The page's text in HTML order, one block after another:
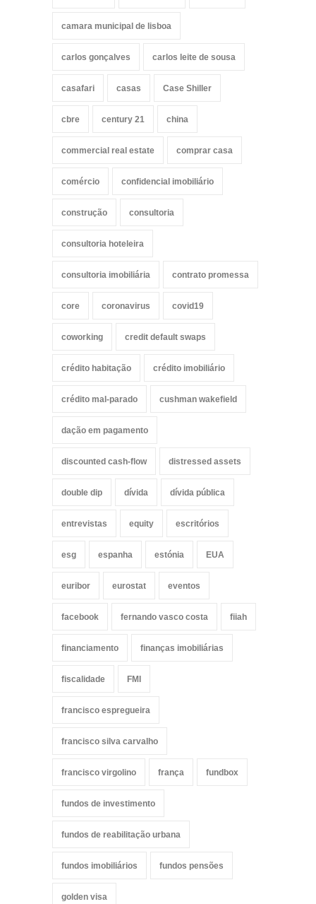
camara municipal de lisboa
carlos gonçalves carlos leite de sousa
casafari casas Case Shiller
cbre century 21 china
commercial real estate comprar casa
comércio confidencial imobiliário
construção consultoria
consultoria hoteleira
consultoria imobiliária contrato promessa
core coronavirus covid19
coworking credit default swaps
crédito habitação crédito imobiliário
crédito mal-parado cushman wakefield
dação em pagamento
discounted cash-flow distressed assets
double dip dívida dívida pública
entrevistas equity escritórios
esg espanha estónia EUA
euribor eurostat eventos
facebook fernando vasco costa fiiah
financiamento finanças imobiliárias
fiscalidade FMI
francisco espregueira
francisco silva carvalho
francisco virgolino frança fundbox
fundos de investimento
fundos de reabilitação urbana
fundos imobiliários fundos pensões
golden visa